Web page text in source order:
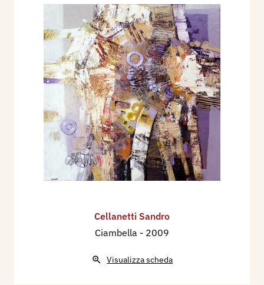
Cellanetti Sandro
Ciambella - 2009
Visualizza scheda